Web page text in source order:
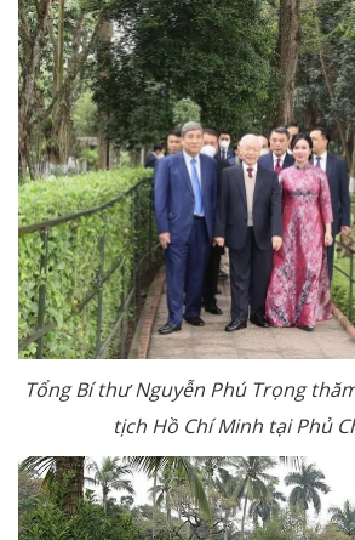
Tổng Bí thư Nguyễn Phú Trọng
tịch Hồ Chí Minh tại Phủ